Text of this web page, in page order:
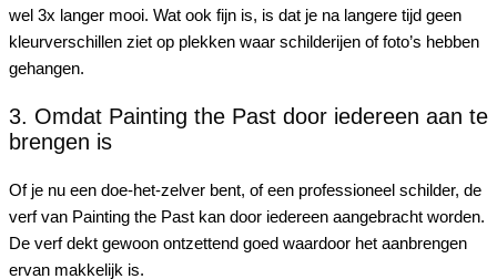
wel 3x langer mooi. Wat ook fijn is, is dat je na langere tijd geen
kleurverschillen ziet op plekken waar schilderijen of foto’s hebben
gehangen.
3. Omdat Painting the Past door iedereen aan te
brengen is
Of je nu een doe-het-zelver bent, of een professioneel schilder, de
verf van Painting the Past kan door iedereen aangebracht worden.
De verf dekt gewoon ontzettend goed waardoor het aanbrengen
ervan makkelijk is.